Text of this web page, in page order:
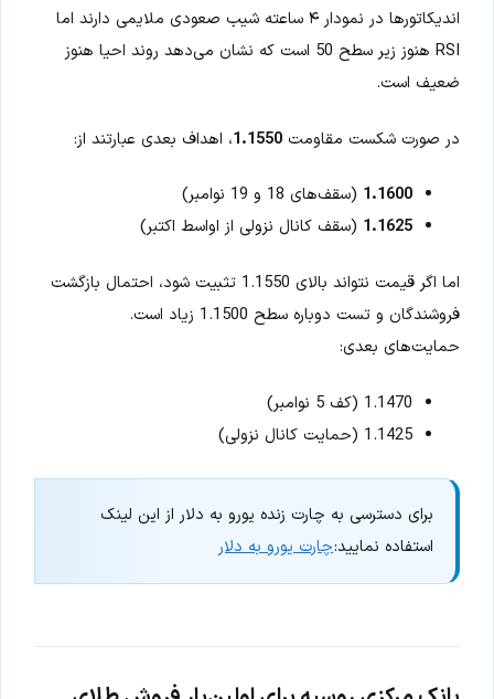
اندیکاتورها در نمودار ۴ ساعته شیب صعودی ملایمی دارند اما
RSI هنوز زیر سطح 50 است که نشان می‌دهد روند احیا هنوز
ضعیف است.
در صورت شکست مقاومت 1.1550، اهداف بعدی عبارتند از:
1.1600 (سقف‌های 18 و 19 نوامبر)
1.1625 (سقف کانال نزولی از اواسط اکتبر)
اما اگر قیمت نتواند بالای 1.1550 تثبیت شود، احتمال بازگشت
فروشندگان و تست دوباره سطح 1.1500 زیاد است.
حمایت‌های بعدی:
1.1470 (کف 5 نوامبر)
1.1425 (حمایت کانال نزولی)
برای دسترسی به چارت زنده یورو به دلار از این لینک
استفاده نمایید:چارت یورو به دلار